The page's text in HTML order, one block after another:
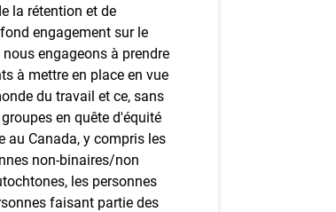
la rétention et de
engagement sur le
engageons à prendre
à mettre en place en vue
du travail et ce, sans
en quête d'équité
au Canada, y compris les
non-binaires/non
les personnes
faisant partie des